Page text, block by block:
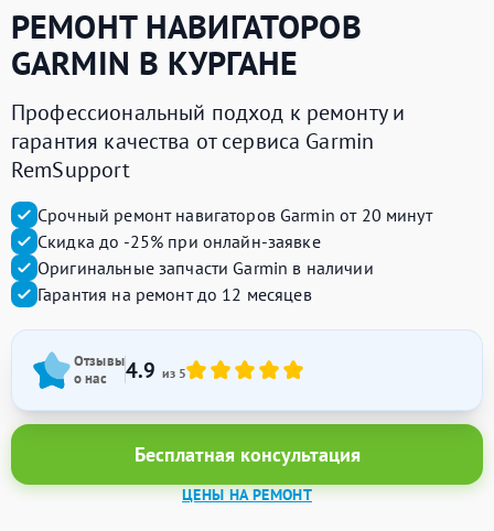
РЕМОНТ НАВИГАТОРОВ
GARMIN В КУРГАНЕ
Профессиональный подход к ремонту и
гарантия качества от сервиса Garmin
RemSupport
Срочный ремонт навигаторов Garmin от 20 минут
Скидка до -25% при онлайн-заявке
Оригинальные запчасти Garmin в наличии
Гарантия на ремонт до 12 месяцев
Отзывы
о нас
4.9 из 5
Бесплатная консультация
ЦЕНЫ НА РЕМОНТ